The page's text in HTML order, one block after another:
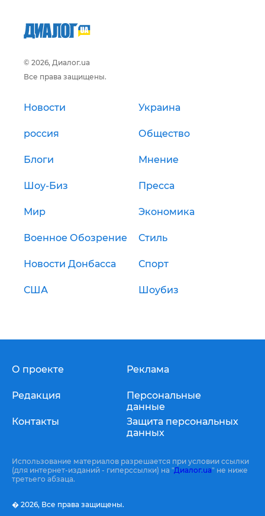
© 2026, Диалог.ua
Все права защищены.
Новости Украина
россия Общество
Блоги Мнение
Шоу-Биз Пресса
Мир Экономика
Военное Обозрение Стиль
Новости Донбасса Спорт
США Шоубиз
О проекте
Редакция
Контакты
Реклама
Персональные
данные
Защита персональных
данных
Использование материалов разрешается при условии ссылки
(для интернет-изданий - гиперссылки) на "Диалог.ua" не ниже
третьего абзаца.
� 2026, Все права защищены.